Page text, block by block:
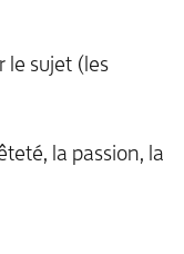
le sujet (les
la passion, la